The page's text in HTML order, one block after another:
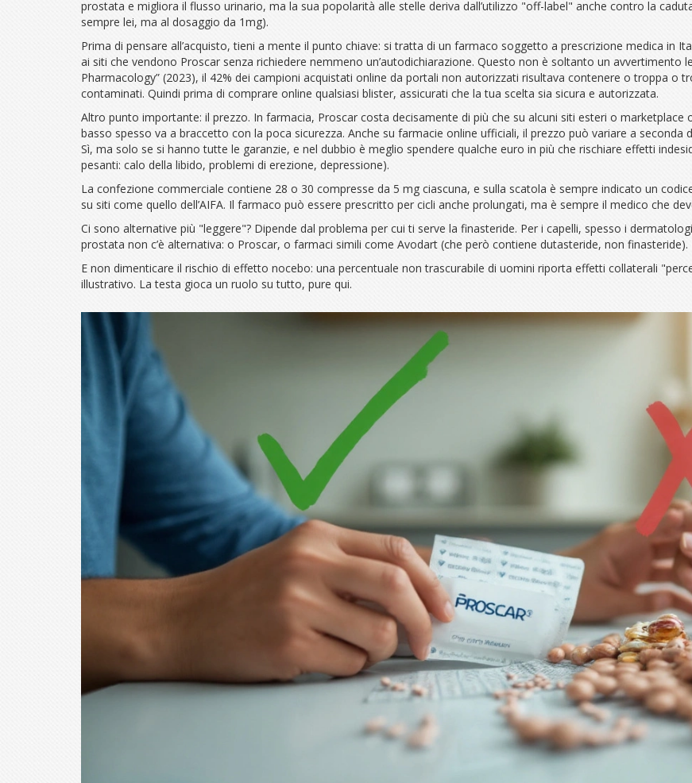
prostata e migliora il flusso urinario, ma la sua popolarità alle stelle deriva dall’utilizzo "off-label" anche contro la
sempre lei, ma al dosaggio da 1mg).
Prima di pensare all’acquisto, tieni a mente il punto chiave: si tratta di un farmaco soggetto a prescrizione medica in
ai siti che vendono Proscar senza richiedere nemmeno un’autodichiarazione. Questo non è soltanto un avvertimento
Pharmacology” (2023), il 42% dei campioni acquistati online da portali non autorizzati risultava contenere o troppa o
contaminati. Quindi prima di comprare online qualsiasi blister, assicurati che la tua scelta sia sicura e autorizzata.
Altro punto importante: il prezzo. In farmacia, Proscar costa decisamente di più che su alcuni siti esteri o
basso spesso va a braccetto con la poca sicurezza. Anche su farmacie online ufficiali, il prezzo può variare a
Sì, ma solo se si hanno tutte le garanzie, e nel dubbio è meglio spendere qualche euro in più che rischiare effetti
pesanti: calo della libido, problemi di erezione, depressione).
La confezione commerciale contiene 28 o 30 compresse da 5 mg ciascuna, e sulla scatola è sempre indicato un
su siti come quello dell’AIFA. Il farmaco può essere prescritto per cicli anche prolungati, ma è sempre il medico che
Ci sono alternative più "leggere"? Dipende dal problema per cui ti serve la finasteride. Per i capelli, spesso i
prostata non c’è alternativa: o Proscar, o farmaci simili come Avodart (che però contiene dutasteride, non
E non dimenticare il rischio di effetto nocebo: una percentuale non trascurabile di uomini riporta effetti collaterali
illustrativo. La testa gioca un ruolo su tutto, pure qui.